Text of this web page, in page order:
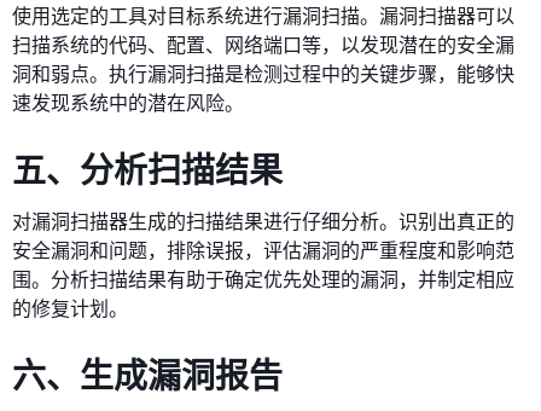
使用选定的工具对目标系统进行漏洞扫描。漏洞扫描器可以
扫描系统的代码、配置、网络端口等，以发现潜在的安全漏
洞和弱点。执行漏洞扫描是检测过程中的关键步骤，能够快
速发现系统中的潜在风险。
五、分析扫描结果
对漏洞扫描器生成的扫描结果进行仔细分析。识别出真正的
安全漏洞和问题，排除误报，评估漏洞的严重程度和影响范
围。分析扫描结果有助于确定优先处理的漏洞，并制定相应
的修复计划。
六、生成漏洞报告